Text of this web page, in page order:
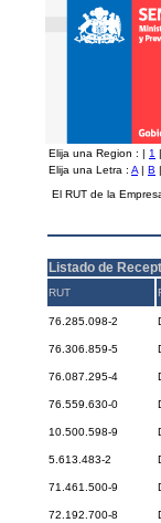
Elija una Region : | 1 |
Elija una Letra : A | B |
El RUT de la
Listado de
RUT
76.285.098-2
76.306.859-5
76.087.295-4
76.559.630-0
10.500.598-9
5.613.483-2
71.461.500-9
72.192.700-8